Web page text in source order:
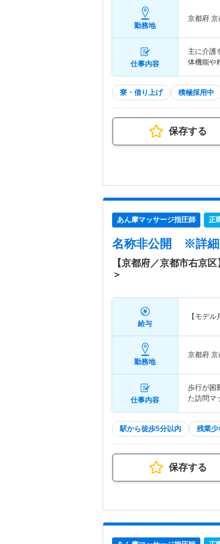
勤務地
京都府 京
仕事内容
主に介護
体機能や
寮・借り上げ 積極採用中
保存する
あん摩マッサージ指圧師 正
名称非公開 ※詳細
【京都府／京都市右京
＞
給与
【モデル
勤務地
京都府 京
仕事内容
歩行が困
た訪問マ
駅から徒歩5分以内 残業少
保存する